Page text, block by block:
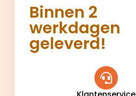
Binnen 2
werkdagen
geleverd!